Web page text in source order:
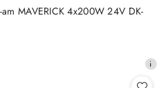
MAVERICK 4x200W 24V DK-